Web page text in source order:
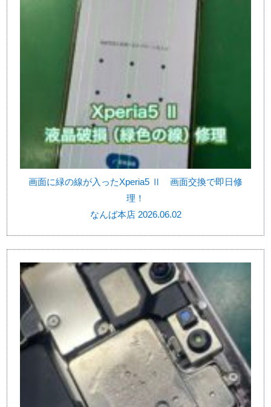
画面に緑の線が入ったXperia5 Ⅱ 画面交換で即日修
理！
なんば本店 2026.06.02